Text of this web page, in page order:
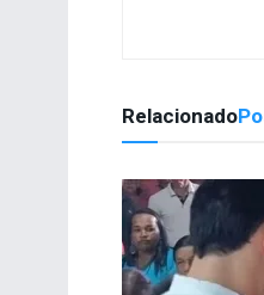
Relacionado